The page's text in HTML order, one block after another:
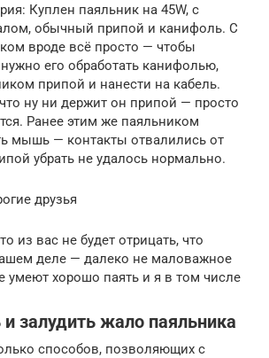
Куплен паяльник на 45W, с
обычный припой и канифоль. С
вроде всё просто — чтобы
его обработать канифолью,
припой и нанести на кабель.
ну ни держит он припой — просто
Ранее этим же паяльником
мышь — контакты отвалились от
убрать не удалось нормально.
друзья
из вас не будет отрицать, что
деле — далеко не маловажное
умеют хорошо паять и я в том числе
и залудить жало паяльника
способов, позволяющих с